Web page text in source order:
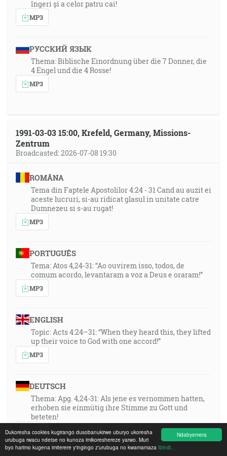
Ndabyemera
Dukoresha cookies kugirango dusobanukirwe uburyo ukoresha
urubuga rwacu ndetse no kunoza imikoreshereze yarwo. Muri
byo harimo kugena imiterere y'ingingo z'urubuga no kwamamaza Ibindi...
îngeri și a celor patru cai!
MP3
РУССКИЙ ЯЗЫК
Thema: Biblische Einordnung über die 7 Donner, die
4 Engel und die 4 Rosse!
MP3
1991-03-03 15:00, Krefeld, Germany, Missions-
Zentrum
Broadcasted: 2026-07-08 19:30
ROMÂNA
Tema din Faptele Apostolilor 4:24 - 31 Cand au auzit ei
aceste lucruri, si-au ridicat glasul in unitate catre
Dumnezeu si s-au rugat!
MP3
PORTUGUÊS
Tema: Atos 4,24-31: “Ao ouvirem isso, todos, de
comum acordo, levantaram a voz a Deus e oraram!”
MP3
ENGLISH
Topic: Acts 4:24–31: “When they heard this, they lifted
up their voice to God with one accord!”
MP3
DEUTSCH
Thema: Apg. 4,24-31: Als jene es vernommen hatten,
erhoben sie einmütig ihre Stimme zu Gott und
beteten!
MP3